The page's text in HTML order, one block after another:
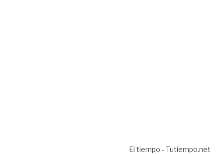
El tiempo - Tutiempo.net